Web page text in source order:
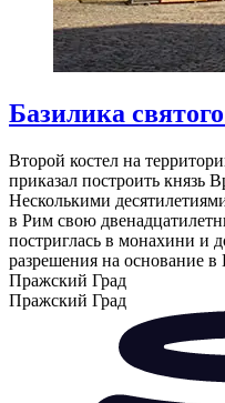
Базилика
Второй костел на
приказал построить князь
Несколькими
в Рим свою
постриглась в монахини и
разрешения на основание в
Пражский Град
Пражский Град